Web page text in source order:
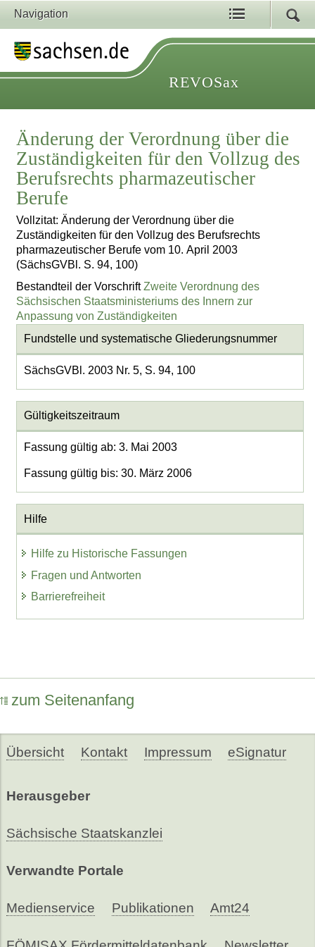
Navigation
REVOSax
Änderung der Verordnung über die
Zuständigkeiten für den Vollzug des
Berufsrechts pharmazeutischer
Berufe
Vollzitat: Änderung der Verordnung über die
Zuständigkeiten für den Vollzug des Berufsrechts
pharmazeutischer Berufe vom 10. April 2003
(SächsGVBl. S. 94, 100)
Bestandteil der VorschriftZweite Verordnung des
Sächsischen Staatsministeriums des Innern zur
Anpassung von Zuständigkeiten
Fundstelle und systematische Gliederungsnummer
SächsGVBl. 2003 Nr. 5, S. 94, 100
Gültigkeitszeitraum
Fassung gültig ab: 3. Mai 2003
Fassung gültig bis: 30. März 2006
Hilfe
Hilfe zu Historische Fassungen
Fragen und Antworten
Barrierefreiheit
zum Seitenanfang
Übersicht Kontakt Impressum eSignatur
Herausgeber
Sächsische Staatskanzlei
Verwandte Portale
Medienservice Publikationen Amt24